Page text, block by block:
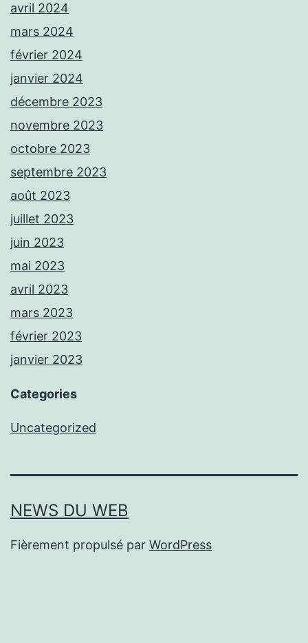
avril 2024
mars 2024
février 2024
janvier 2024
décembre 2023
novembre 2023
octobre 2023
septembre 2023
août 2023
juillet 2023
juin 2023
mai 2023
avril 2023
mars 2023
février 2023
janvier 2023
Categories
Uncategorized
NEWS DU WEB
Fièrement propulsé par WordPress